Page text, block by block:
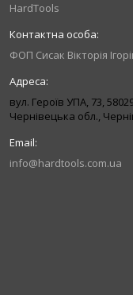
HardTools
ФОП Сисак Вікторія
вул. Героїв УПА, 73,
Чернівецька обл.,
info@hardtools.com.ua